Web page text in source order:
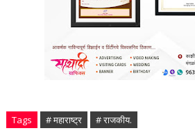
Tags # महाराष्ट्र # राजकीय.